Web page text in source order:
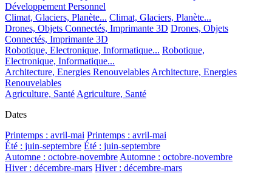
Développement Personnel
Climat, Glaciers, Planète... Climat, Glaciers, Planète...
Drones, Objets Connectés, Imprimante 3D Drones, Objets
Connectés, Imprimante 3D
Robotique, Electronique, Informatique... Robotique,
Electronique, Informatique...
Architecture, Energies Renouvelables Architecture, Energies
Renouvelables
Agriculture, Santé Agriculture, Santé
Dates
Printemps : avril-mai Printemps : avril-mai
Été : juin-septembre Été : juin-septembre
Automne : octobre-novembre Automne : octobre-novembre
Hiver : décembre-mars Hiver : décembre-mars